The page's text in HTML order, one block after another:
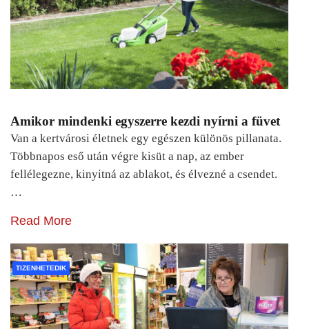
Amikor mindenki egyszerre kezdi nyírni a füvet
Van a kertvárosi életnek egy egészen különös pillanata.
Többnapos eső után végre kisüt a nap, az ember
fellélegezne, kinyitná az ablakot, és élvezné a csendet.
…
Read More
TIZENHETEDIK